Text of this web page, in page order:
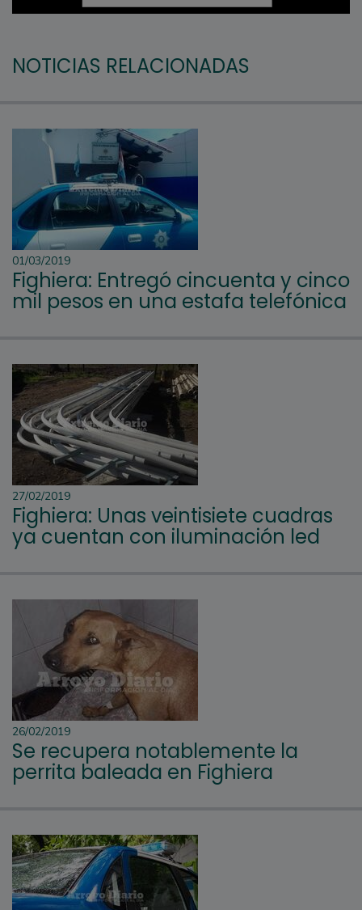
NOTICIAS RELACIONADAS
01/03/2019
Fighiera: Entregó cincuenta y cinco
mil pesos en una estafa telefónica
27/02/2019
Fighiera: Unas veintisiete cuadras
ya cuentan con iluminación led
26/02/2019
Se recupera notablemente la
perrita baleada en Fighiera